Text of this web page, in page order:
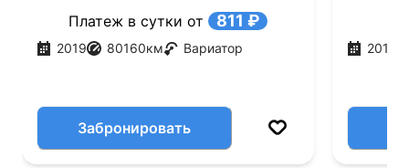
Платеж в сутки от 811 ₽
2019 80160км Вариатор
Забронировать
2012